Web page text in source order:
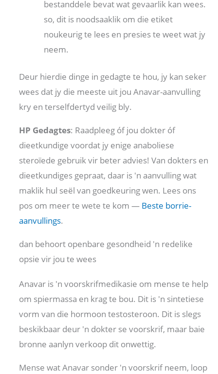
bestanddele bevat wat gevaarlik kan wees.
so, dit is noodsaaklik om die etiket
noukeurig te lees en presies te weet wat jy
neem.
Deur hierdie dinge in gedagte te hou, jy kan seker
wees dat jy die meeste uit jou Anavar-aanvulling
kry en terselfdertyd veilig bly.
HP Gedagtes: Raadpleeg óf jou dokter óf
dieetkundige voordat jy enige anaboliese
steroïede gebruik vir beter advies! Van dokters en
dieetkundiges gepraat, daar is 'n aanvulling wat
maklik hul seël van goedkeuring wen. Lees ons
pos om meer te wete te kom — Beste borrie-
aanvullings.
dan behoort openbare gesondheid 'n redelike
opsie vir jou te wees
Anavar is 'n voorskrifmedikasie om mense te help
om spiermassa en krag te bou. Dit is 'n sintetiese
vorm van die hormoon testosteroon. Dit is slegs
beskikbaar deur 'n dokter se voorskrif, maar baie
bronne aanlyn verkoop dit onwettig.
Mense wat Anavar sonder 'n voorskrif neem, loop